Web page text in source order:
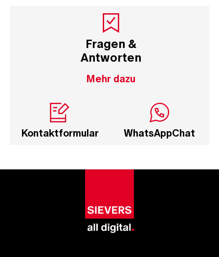
Fragen &
Antworten
Mehr dazu
Kontakt­formular WhatsApp­Chat